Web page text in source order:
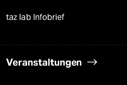
taz lab Infobrief
Veranstaltungen